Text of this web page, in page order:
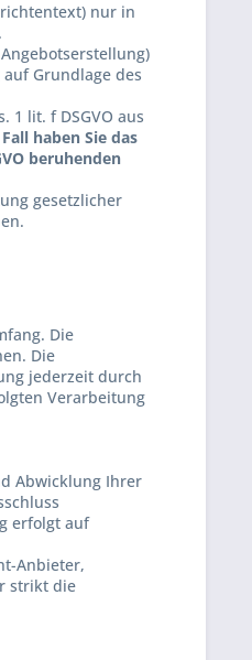
nur in
Grundlage des
1 lit. f DSGVO aus
haben Sie das
beruhenden
gesetzlicher
Die
Die
jederzeit durch
Verarbeitung
Abwicklung Ihrer
erfolgt auf
Anbieter,
strikt die